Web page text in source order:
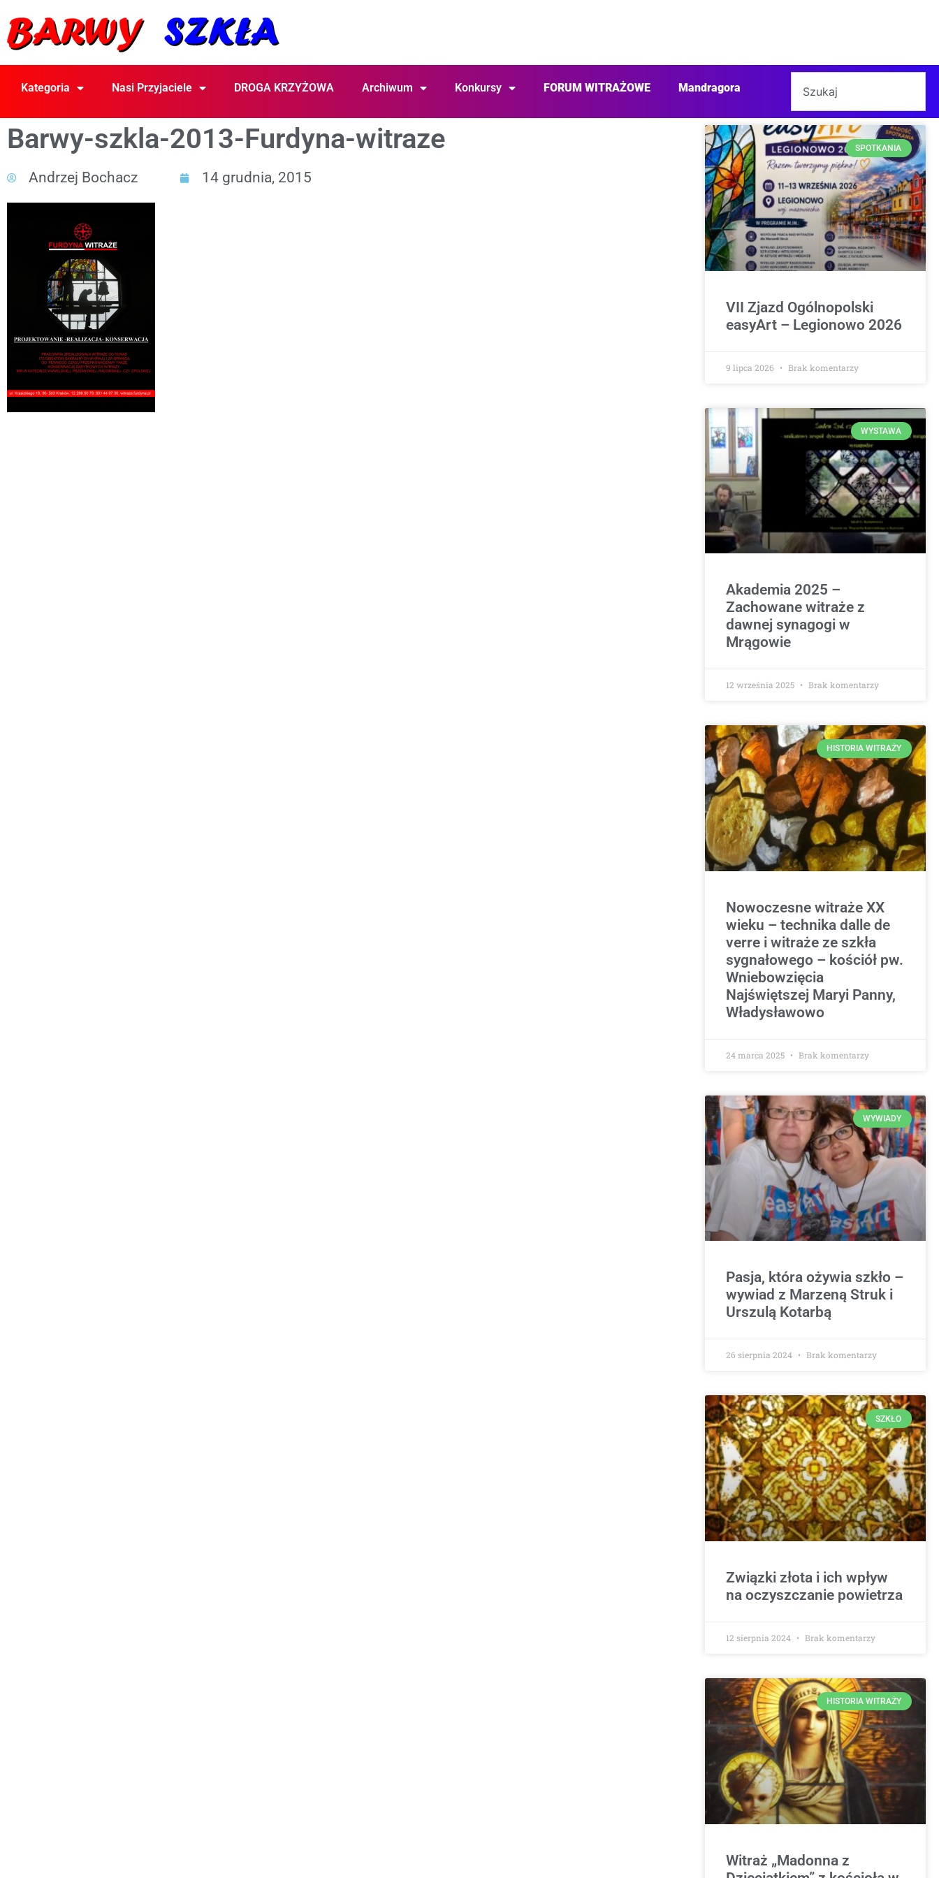
Kategoria Nasi Przyjaciele DROGA KRZYŻOWA Archiwum Konkursy FORUM WITRAŻOWE Mandragora
Barwy-szkla-2013-Furdyna-witraze
Andrzej Bochacz 14 grudnia, 2015
SPOTKANIA
VII Zjazd Ogólnopolski
easyArt – Legionowo 2026
9 lipca 2026 Brak komentarzy
WYSTAWA
Akademia 2025 –
Zachowane witraże z
dawnej synagogi w
Mrągowie
12 września 2025 Brak komentarzy
HISTORIA WITRAŻY
Nowoczesne witraże XX
wieku – technika dalle de
verre i witraże ze szkła
sygnałowego – kościół pw.
Wniebowzięcia
Najświętszej Maryi Panny,
Władysławowo
24 marca 2025 Brak komentarzy
WYWIADY
Pasja, która ożywia szkło –
wywiad z Marzeną Struk i
Urszulą Kotarbą
26 sierpnia 2024 Brak komentarzy
SZKŁO
Związki złota i ich wpływ
na oczyszczanie powietrza
12 sierpnia 2024 Brak komentarzy
HISTORIA WITRAŻY
Witraż „Madonna z